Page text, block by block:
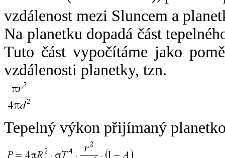
vzdálenost mezi Sluncem a
Na planetku dopadá část
Tuto část vypočítáme jako
vzdálenosti planetky, tzn.
Tepelný výkon přijímaný